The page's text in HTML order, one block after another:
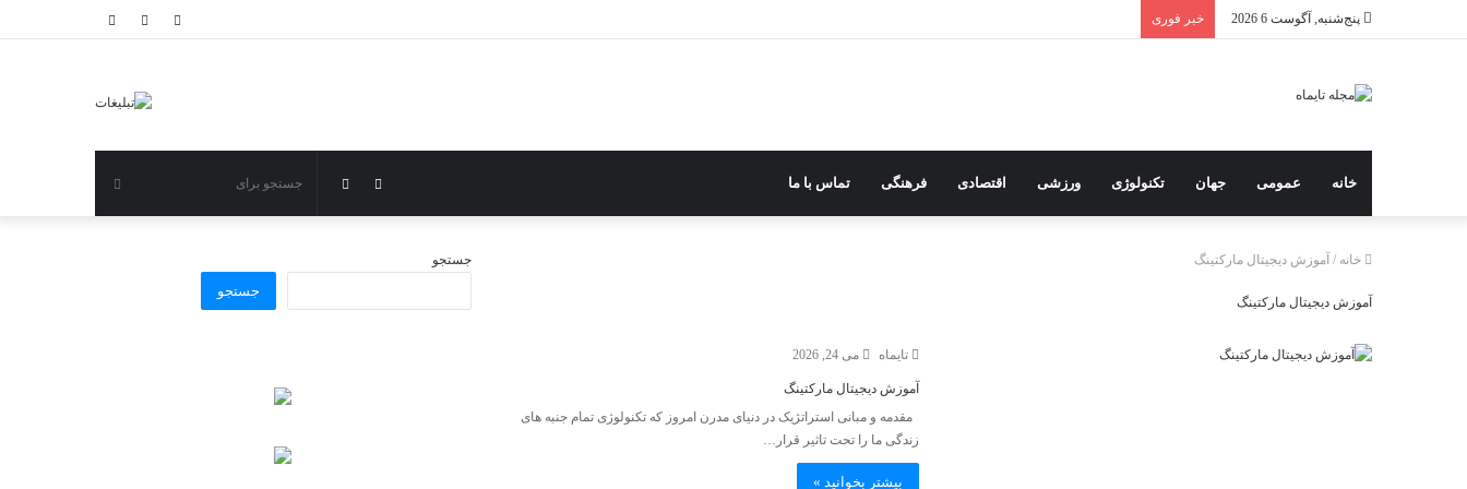
پنج‌شنبه, آگوست 6 2026 خبر فوری نوشته
خانه عمومی جهان تکنولوژی ورزشی اقتصادی فرهنگی تماس با ما نوشته
خانه / آموزش دیجیتال مارکتینگ
آموزش دیجیتال مارکتینگ
تایماه می 24, 2026
آموزش دیجیتال مارکتینگ
مقدمه و مبانی استراتژیک در دنیای مدرن امروز که تکنولوژی تمام جنبه های
زندگی ما را تحت تاثیر قرار…
بیشتر بخوانید »
جستجو
جستجو